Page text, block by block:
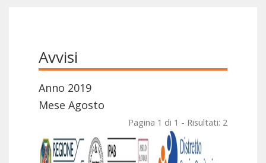
Avvisi
Anno 2019
Mese Agosto
Pagina 1 di 1 - Risultati: 2